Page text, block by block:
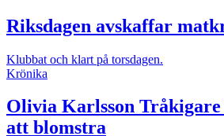
Riksdagen avskaffar
Klubbat och klart på torsdagen.
Krönika
Olivia Karlsson
att blomstra